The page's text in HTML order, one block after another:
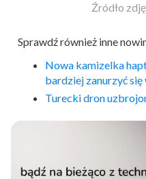
Źródło
Sprawdź również inne
Nowa kamizelka
bardziej zanurzyć się
Turecki dron